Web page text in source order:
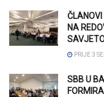
ČLANOVI
NA
PRIJE 3
SBB U